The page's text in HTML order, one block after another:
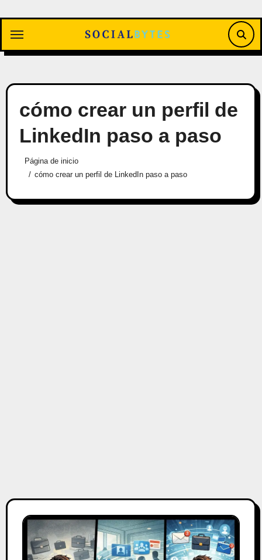
contenido
cómo crear un perfil de
LinkedIn paso a paso
Página de inicio
cómo crear un perfil de LinkedIn paso a paso